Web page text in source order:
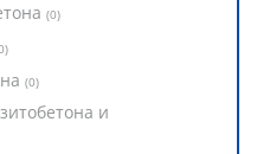
(0)
)
(0)
и